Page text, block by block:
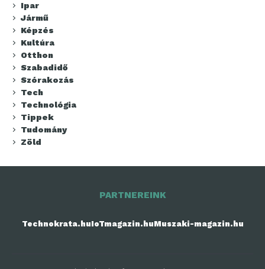
Ipar
Jármű
Képzés
Kultúra
Otthon
Szabadidő
Szórakozás
Tech
Technológia
Tippek
Tudomány
Zöld
PARTNEREINK
Technokrata.huIoTmagazin.huMuszaki-magazin.hu